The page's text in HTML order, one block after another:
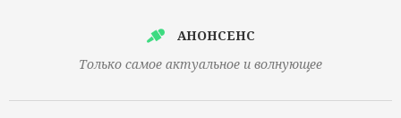
АНОНСЕНС
Только самое актуальное и волнующее